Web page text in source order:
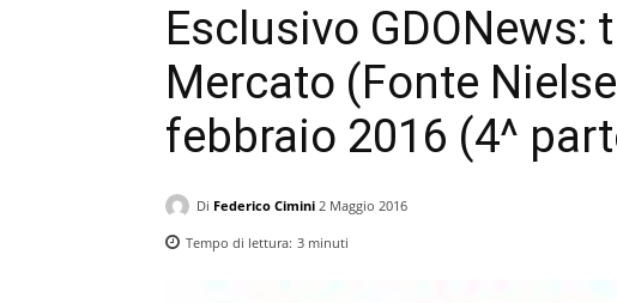
Esclusivo GDONews:
Mercato (Fonte
febbraio 2016 (4^
Di Federico Cimini 2 Maggio 2016
Tempo di lettura: 3 minuti